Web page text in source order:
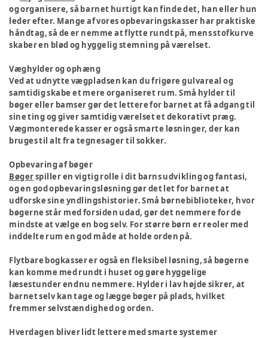
og organisere, så barnet hurtigt kan finde det, han eller hun
leder efter. Mange af vores opbevaringskasser har praktiske
håndtag, så de er nemme at flytte rundt på, mens stofkurve
skaber en blød og hyggelig stemning på værelset.
Væghylder og ophæng
Ved at udnytte vægpladsen kan du frigøre gulvareal og
samtidig skabe et mere organiseret rum. Små hylder til
bøger eller bamser gør det lettere for barnet at få adgang til
sine ting og giver samtidig værelset et dekorativt præg.
Vægmonterede kasser er også smarte løsninger, der kan
bruges til alt fra tegnesager til sokker.
Opbevaring af bøger
Bøgerspiller en vigtig rolle i dit barns udvikling og fantasi,
og en god opbevaringsløsning gør det let for barnet at
udforske sine yndlingshistorier. Små børnebiblioteker, hvor
bøgerne står med forsiden udad, gør det nemmere for de
mindste at vælge en bog selv. For større børn er reoler med
inddelte rum en god måde at holde orden på.
Flytbare bogkasser er også en fleksibel løsning, så bøgerne
kan komme med rundt i huset og gøre hyggelige
læsestunder endnu nemmere. Hylder i lav højde sikrer, at
barnet selv kan tage og lægge bøger på plads, hvilket
fremmer selvstændighed og orden.
Hverdagen bliver lidt lettere med smarte systemer